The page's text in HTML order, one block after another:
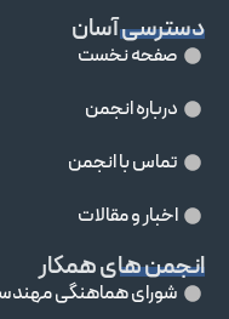
دسترسی آسان
صفحه نخست
درباره انجمن
تماس با انجمن
اخبار و مقالات
انجمن های همکار
شورای هماهنگی